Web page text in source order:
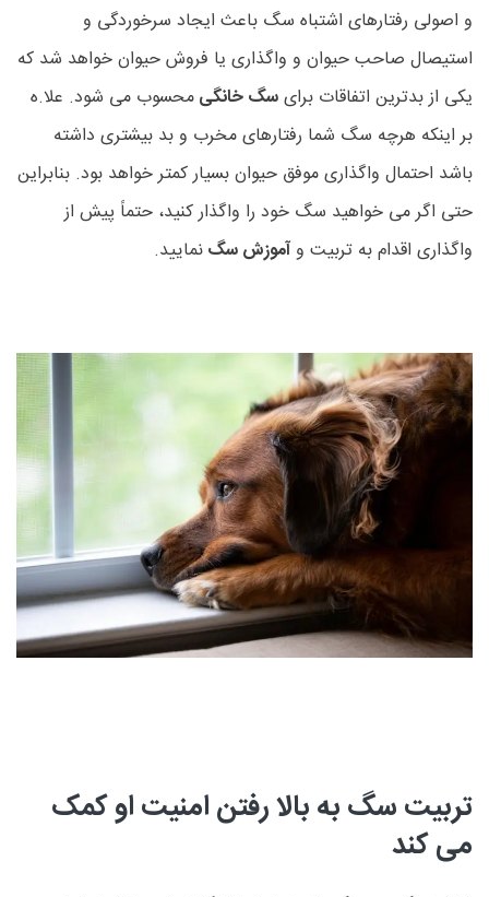
و اصولی رفتارهای اشتباه سگ باعث ایجاد سرخوردگی و
استیصال صاحب حیوان و واگذاری یا فروش حیوان خواهد شد که
یکی از بدترین اتفاقات برایسگ خانگیمحسوب می شود. علا.ه
بر اینکه هرچه سگ شما رفتارهای مخرب و بد بیشتری داشته
باشد احتمال واگذاری موفق حیوان بسیار کمتر خواهد بود. بنابراین
حتی اگر می خواهید سگ خود را واگذار کنید، حتماً پیش از
واگذاری اقدام به تربیت وآموزش سگنمایید.
تربیت سگ به بالا رفتن امنیت او کمک
می کند